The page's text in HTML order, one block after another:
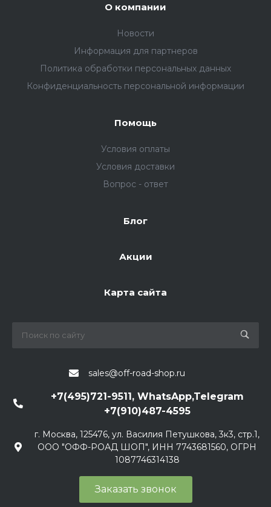
О компании
Новости
Информация для партнеров
Политика обработки персональных данных
Конфиденциальность персональной информации
Помощь
Условия оплаты
Условия доставки
Вопрос - ответ
Блог
Акции
Карта сайта
sales@off-road-shop.ru
+7(495)721-9511, WhatsApp,Telegram
+7(910)487-4595
г. Москва, 125476, ул. Василия Петушкова, 3к3, стр.1,
ООО "ОФФ-РОАД ШОП", ИНН 7743681560, ОГРН
1087746314138
Заказать звонок